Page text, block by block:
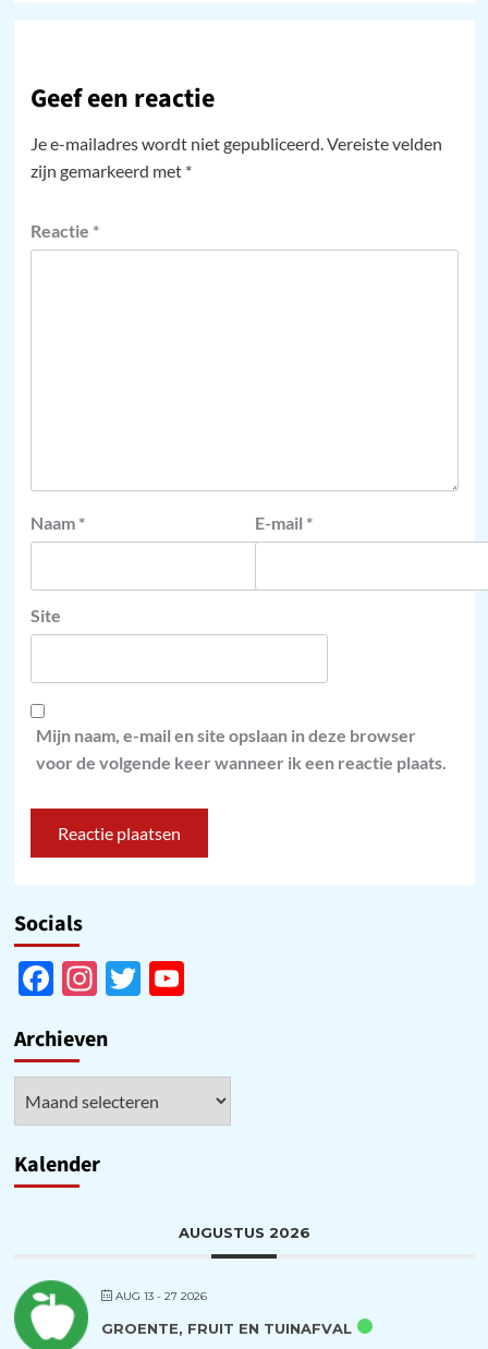
Geef een reactie
Je e-mailadres wordt niet gepubliceerd.Vereiste velden
zijn gemarkeerd met *
Reactie *
Naam * E-mail *
Site
Mijn naam, e-mail en site opslaan in deze browser
voor de volgende keer wanneer ik een reactie plaats.
Socials
Facebook
Instagram
Twitter
YouTube
Archieven
Kalender
AUGUSTUS 2026
AUG 13 - 27 2026
GROENTE, FRUIT EN TUINAFVAL